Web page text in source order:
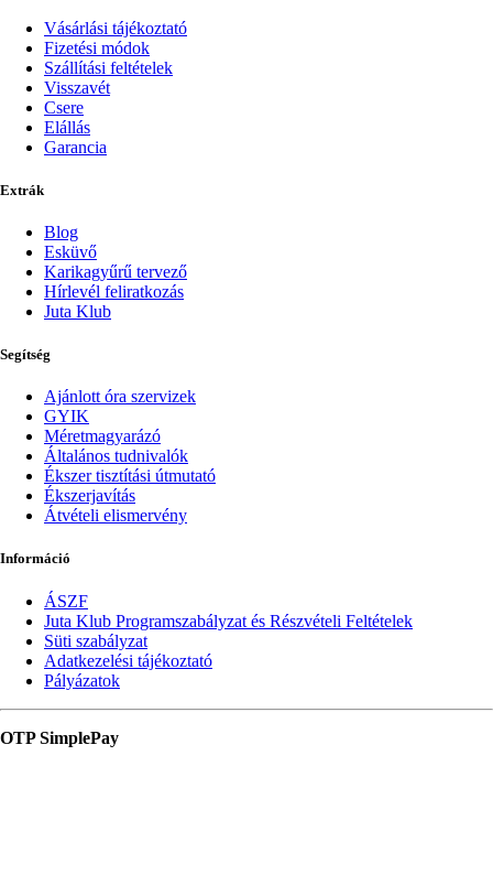
Vásárlási tájékoztató
Fizetési módok
Szállítási feltételek
Visszavét
Csere
Elállás
Garancia
Extrák
Blog
Esküvő
Karikagyűrű tervező
Hírlevél feliratkozás
Juta Klub
Segítség
Ajánlott óra szervizek
GYIK
Méretmagyarázó
Általános tudnivalók
Ékszer tisztítási útmutató
Ékszerjavítás
Átvételi elismervény
Információ
ÁSZF
Juta Klub Programszabályzat és Részvételi Feltételek
Süti szabályzat
Adatkezelési tájékoztató
Pályázatok
OTP SimplePay